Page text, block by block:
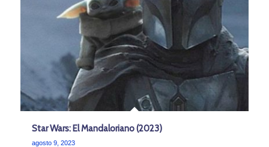
Star Wars: El Mandaloriano (2023)
agosto 9, 2023